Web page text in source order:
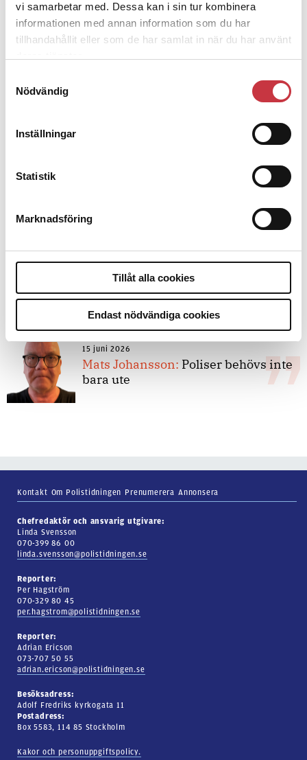
vi samarbetar med. Dessa kan i sin tur kombinera
informationen med annan information som du har
tillhandahållit eller som de har samlat in när du har använt
Nödvändig
Inställningar
Statistik
Marknadsföring
Tillåt alla cookies
Endast nödvändiga cookies
bakbinder polisen
Debatt:Med för höga krav på evidens
kan polisen inte göra något alls
15 juni 2026
Mats Johansson: Poliser behövs inte
bara ute
Kontakt Om Polistidningen Prenumerera Annonsera
Chefredaktör och ansvarig utgivare:
Linda Svensson
070-399 86 00
linda.svensson@polistidningen.se
Reporter:
Per Hagström
070-329 80 45
per.hagstrom@polistidningen.se
Reporter:
Adrian Ericson
073-707 50 55
adrian.ericson@polistidningen.se
Besöksadress:
Adolf Fredriks kyrkogata 11
Postadress:
Box 5583, 114 85 Stockholm
Kakor och personuppgiftspolicy.